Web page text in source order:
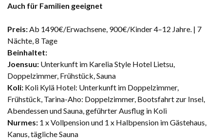
Auch für Familien geeignet
Preis: Ab 1490€/Erwachsene, 900€/Kinder 4–12 Jahre. | 7
Nächte, 8 Tage
Beinhaltet:
Joensuu: Unterkunft im Karelia Style Hotel Lietsu,
Doppelzimmer, Frühstück, Sauna
Koli: Koli Kylä Hotel: Unterkunft im Doppelzimmer,
Frühstück, Tarina-Aho: Doppelzimmer, Bootsfahrt zur Insel,
Abendessen und Sauna, geführter Ausflug in Koli
Nurmes: 1 x Vollpension und 1 x Halbpension im Gästehaus,
Kanus, tägliche Sauna